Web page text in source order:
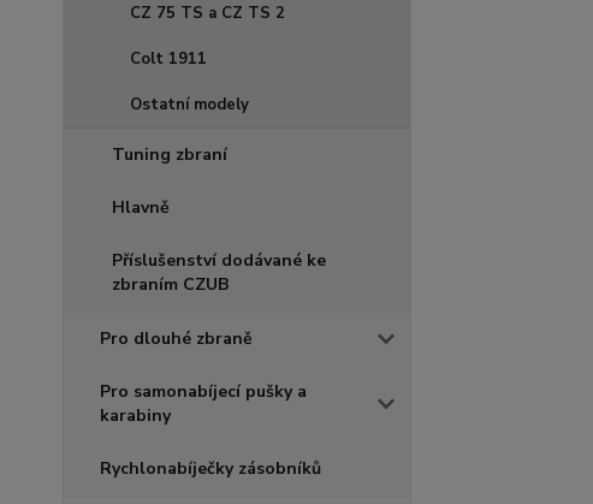
CZ 75 TS a CZ TS 2
Colt 1911
Ostatní modely
Tuning zbraní
Hlavně
Příslušenství dodávané ke
zbraním CZUB
Pro dlouhé zbraně
Pro samonabíjecí pušky a
karabiny
Rychlonabíječky zásobníků